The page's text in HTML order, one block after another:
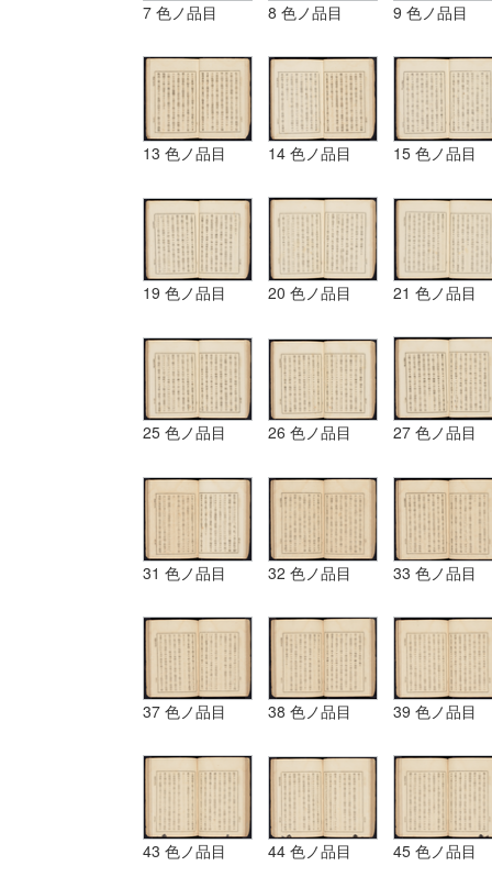
7 色ノ品目 8 色ノ品目 9 色ノ品目
13 色ノ品目 14 色ノ品目 15 色ノ品目
19 色ノ品目 20 色ノ品目 21 色ノ品目
25 色ノ品目 26 色ノ品目 27 色ノ品目
31 色ノ品目 32 色ノ品目 33 色ノ品目
37 色ノ品目 38 色ノ品目 39 色ノ品目
43 色ノ品目 44 色ノ品目 45 色ノ品目